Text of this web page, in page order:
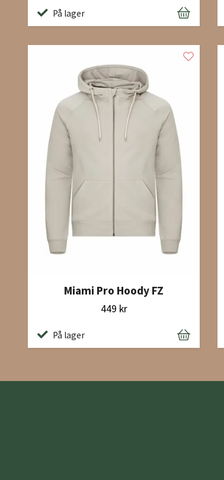
På lager
Miami Pro Hoody FZ
449 kr
På lager